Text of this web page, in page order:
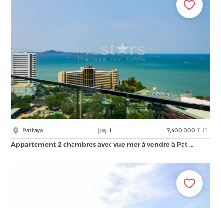
Pattaya 1 7,400,000 THB
Appartement 2 chambres avec vue mer à vendre à Pat …